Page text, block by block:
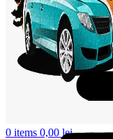
0 items 0,00 lei